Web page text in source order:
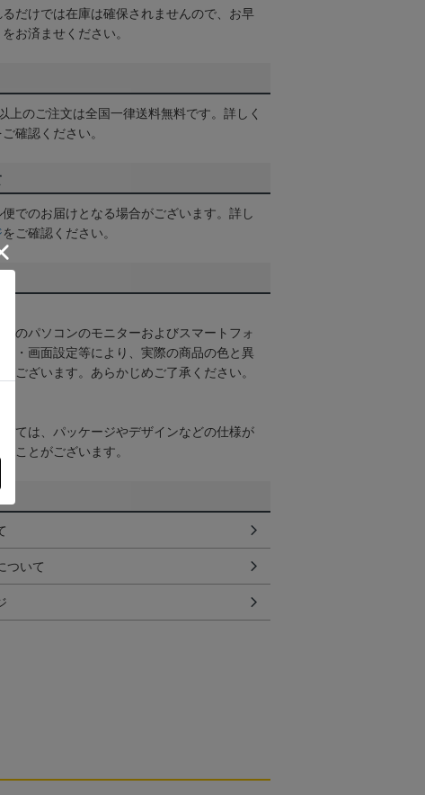
だけでは在庫は確保されませんので、お早
お済ませください。
上のご注文は全国一律送料無料です。詳しく
ご確認ください。
でのお届けとなる場合がございます。詳し
をご確認ください。
いのパソコンのモニターおよびスマートフォ
種・画面設定等により、実際の商品の色と異
がございます。あらかじめご了承ください。
ては、パッケージやデザインなどの仕様が
ことがございます。
ついて